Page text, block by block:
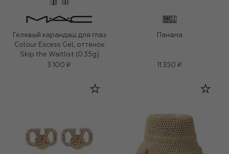
Гелевый карандаш для глаз
Colour Excess Gel, оттенок
Skip the Waitlist (0.35g)
3 100 ₽
Панама
11 350 ₽